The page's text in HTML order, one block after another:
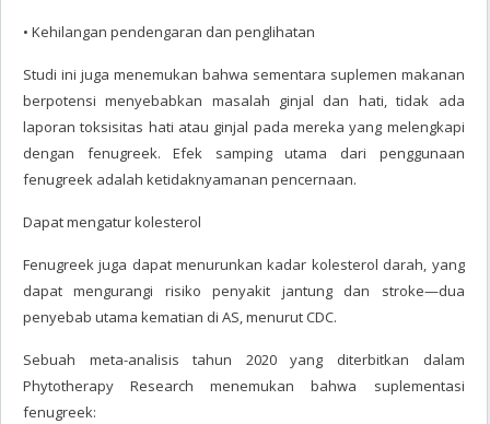
• Kehilangan pendengaran dan penglihatan
Studi ini juga menemukan bahwa sementara suplemen makanan
berpotensi menyebabkan masalah ginjal dan hati, tidak ada
laporan toksisitas hati atau ginjal pada mereka yang melengkapi
dengan fenugreek. Efek samping utama dari penggunaan
fenugreek adalah ketidaknyamanan pencernaan.
Dapat mengatur kolesterol
Fenugreek juga dapat menurunkan kadar kolesterol darah, yang
dapat mengurangi risiko penyakit jantung dan stroke—dua
penyebab utama kematian di AS, menurut CDC.
Sebuah meta-analisis tahun 2020 yang diterbitkan dalam
Phytotherapy Research menemukan bahwa suplementasi
fenugreek: